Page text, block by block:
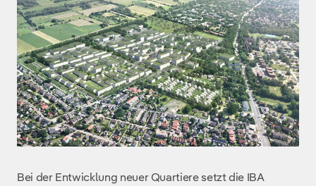
Bei der Entwicklung neuer Quartiere setzt die IBA